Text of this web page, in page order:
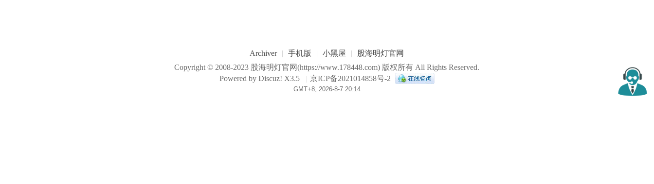
Archiver | 手机版 | 小黑屋 |
股海明灯官网
Copyright © 2008-2023 股海明灯官网(https://www.178448.com) 版权所有 All Rights Reserved.
Powered by Discuz! X3.5 | 京ICP备2021014858号-2
GMT+8, 2026-8-7 20:14